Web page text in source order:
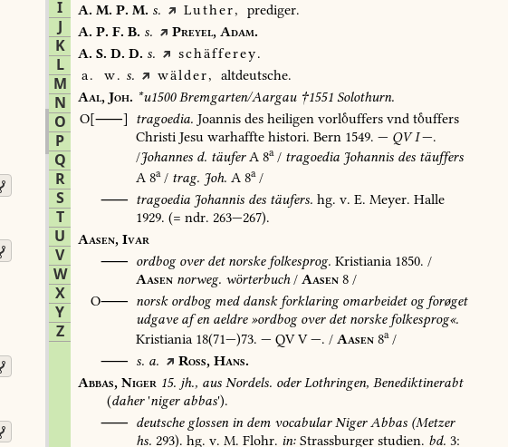
I
J
K
L
M
N
O
P
Q
R
S
T
U
V
W
X
Y
Z
A. M. P. M. s. Luther,
prediger.
A. P. F. B. s. Preyel, Adam.
A. S. D. D. s.
schäfferey.
a.
w. s. wälder,
altdeutsche.
Aal, Joh. *u1500Bremgarten/Aargau†1551 Solothurn.
O[⸺]
tragoedia. Joannis des heiligen vorluffers vnd tuffers
Christi Jesu warhaffte histori. Bern 1549. — QVI—.
/Johannes d. täuferA 8a/ tragoedia Johannis des täuffers
A 8a/ trag. Joh. A 8a/
⸺ tragoedia Johannis des täufers. hg. v. E. Meyer. Halle
1929. (= ndr. 263—267).
Aasen, Ivar
⸺ ordbogoverdetnorskefolkesprog. Kristiania 1850. /
Aasen norweg. wörterbuch/ Aasen 8 /
O⸺ norskordbogmeddanskforklaringomarbeidetogforøget
udgaveafenaeldre»ordbogoverdetnorskefolkesprog«.
Kristiania 18(71—)73. — QVV—. / Aasen 8a/
⸺ s. a. Ross, Hans.
Abbas, Niger 15. jh., aus Nordels. oderLothringen, Benediktinerabt
(daher'nigerabbas').
⸺ deutscheglossenindem vocabularNigerAbbas (Metzer
hs. 293). hg. v. M. Flohr. in: Strassburger studien. bd. 3: